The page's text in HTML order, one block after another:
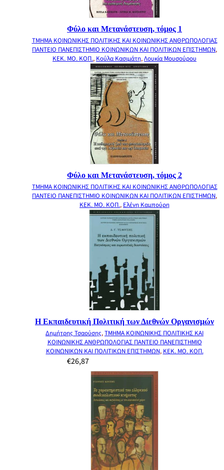
Φύλο και Μετανάστευση, τόμος 1
ΤΜΗΜΑ ΚΟΙΝΩΝΙΚΗΣ ΠΟΛΙΤΙΚΗΣ ΚΑΙ ΚΟΙΝΩΝΙΚΗΣ ΑΝΘΡΩΠΟΛΟΓΙΑΣ
ΠΑΝΤΕΙΟ ΠΑΝΕΠΙΣΤΗΜΙΟ ΚΟΙΝΩΝΙΚΩΝ ΚΑΙ ΠΟΛΙΤΙΚΩΝ ΕΠΙΣΤΗΜΩΝ,
ΚΕΚ. ΜΟ. ΚΟΠ., Κούλα Κασιμάτη,Λουκία Μουσούρου
Φύλο και Μετανάστευση, τόμος 2
ΤΜΗΜΑ ΚΟΙΝΩΝΙΚΗΣ ΠΟΛΙΤΙΚΗΣ ΚΑΙ ΚΟΙΝΩΝΙΚΗΣ ΑΝΘΡΩΠΟΛΟΓΙΑΣ
ΠΑΝΤΕΙΟ ΠΑΝΕΠΙΣΤΗΜΙΟ ΚΟΙΝΩΝΙΚΩΝ ΚΑΙ ΠΟΛΙΤΙΚΩΝ ΕΠΙΣΤΗΜΩΝ,
ΚΕΚ. ΜΟ. ΚΟΠ., Ελένη Καμπούρη
Η Εκπαιδευτική Πολιτική των Διεθνών Οργανισμών
Δημήτρης Τσαούσης,ΤΜΗΜΑ ΚΟΙΝΩΝΙΚΗΣ ΠΟΛΙΤΙΚΗΣ ΚΑΙ
ΚΟΙΝΩΝΙΚΗΣ ΑΝΘΡΩΠΟΛΟΓΙΑΣ ΠΑΝΤΕΙΟ ΠΑΝΕΠΙΣΤΗΜΙΟ
ΚΟΙΝΩΝΙΚΩΝ ΚΑΙ ΠΟΛΙΤΙΚΩΝ ΕΠΙΣΤΗΜΩΝ, ΚΕΚ. ΜΟ. ΚΟΠ.
€26,87